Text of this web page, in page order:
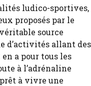
ludico-sportives,
proposés par le
source
d’activités allant des
en a pour tous les
à l’adrénaline
prêt à vivre une